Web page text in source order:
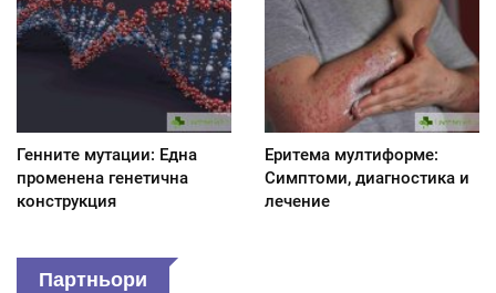
Генните мутации: Една
променена генетична
конструкция
Еритема мултиформе:
Симптоми, диагностика и
лечение
Партньори